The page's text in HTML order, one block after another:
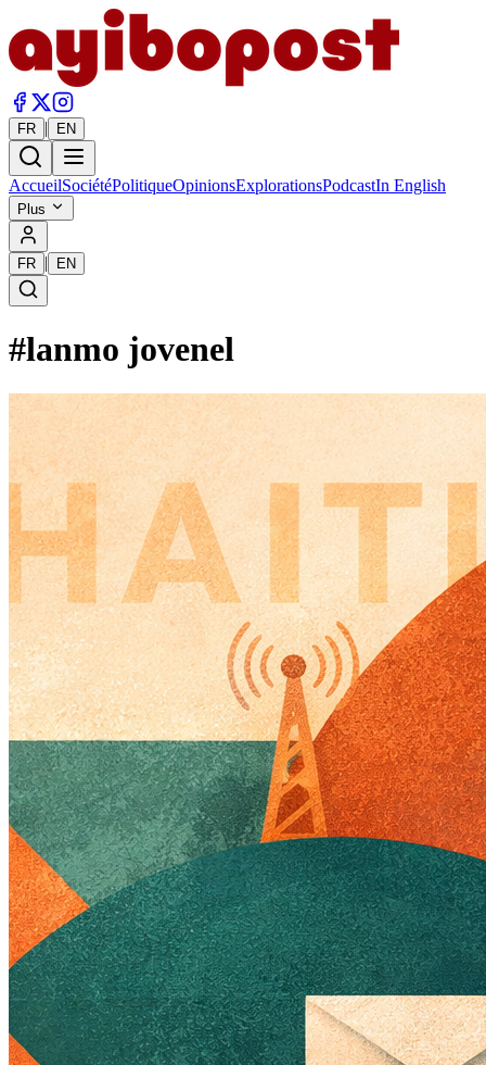
FR | EN
AccueilSociétéPolitiqueOpinionsExplorationsPodcastIn English
Plus
FR | EN
#lanmo jovenel